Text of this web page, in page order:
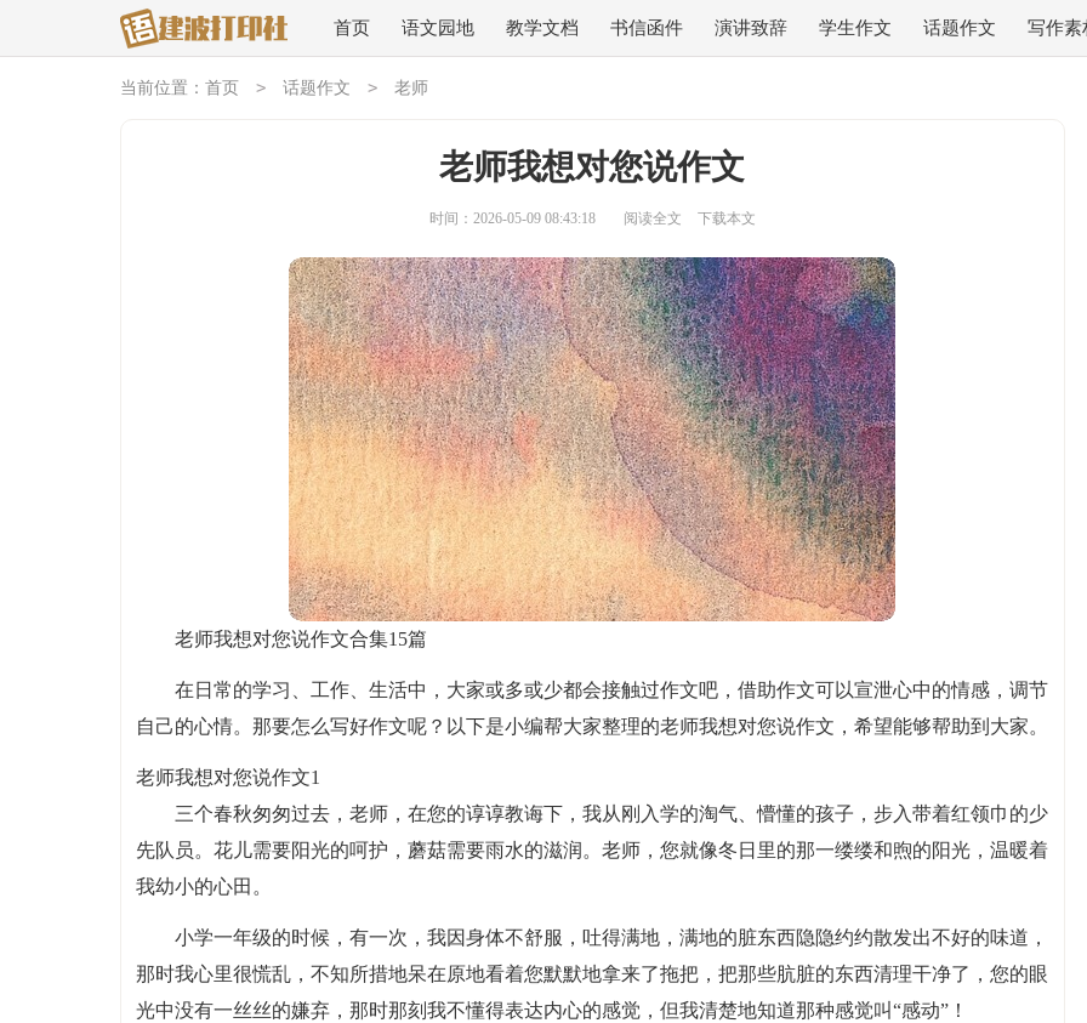
首页 语文园地 教学文档 书信函件 演讲致辞 学生作文 话题作文 写作素
当前位置： 首页 > 话题作文 > 老师
老师我想对您说作文
时间：2026-05-09 08:43:18 阅读全文 下载本文
老师我想对您说作文合集15篇
在日常的学习、工作、生活中，大家或多或少都会接触过作文吧，借助作文可以宣泄心中的情感，调节
自己的心情。那要怎么写好作文呢？以下是小编帮大家整理的老师我想对您说作文，希望能够帮助到大家。
老师我想对您说作文1
三个春秋匆匆过去，老师，在您的谆谆教诲下，我从刚入学的淘气、懵懂的孩子，步入带着红领巾的少
先队员。花儿需要阳光的呵护，蘑菇需要雨水的滋润。老师，您就像冬日里的那一缕缕和煦的阳光，温暖着
我幼小的心田。
小学一年级的时候，有一次，我因身体不舒服，吐得满地，满地的脏东西隐隐约约散发出不好的味道，
那时我心里很慌乱，不知所措地呆在原地看着您默默地拿来了拖把，把那些肮脏的东西清理干净了，您的眼
光中没有一丝丝的嫌弃，那时那刻我不懂得表达内心的感觉，但我清楚地知道那种感觉叫“感动”！